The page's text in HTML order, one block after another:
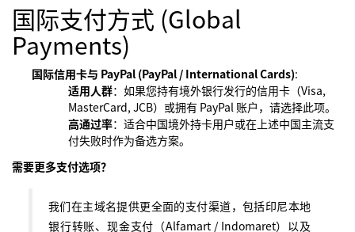
国际支付方式 (Global
Payments)
国际信用卡与 PayPal (PayPal / International Cards):
适用人群：如果您持有境外银行发行的信用卡（Visa,
MasterCard, JCB）或拥有 PayPal 账户，请选择此项。
高通过率：适合中国境外持卡用户或在上述中国主流支
付失败时作为备选方案。
需要更多支付选项？
我们在主域名提供更全面的支付渠道，包括印尼本地
银行转账、现金支付（Alfamart / Indomaret）以及